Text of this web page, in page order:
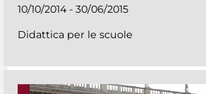
10/10/2014 - 30/06/2015
Didattica per le scuole